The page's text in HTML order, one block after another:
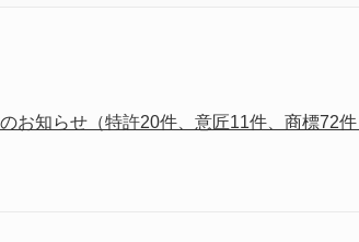
お知らせ（特許20件、意匠11件、商標72件